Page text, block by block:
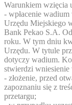
Warunkiem wzięcia
- wpłacenie
Urzędu Miejskiego
Bank Pekao S.A.
roku. W tym dniu
Urzędu. W tytule
dotyczy wadium.
stwierdzi wniesienie
- złożenie, przed
zapoznaniu się z
przetargu;